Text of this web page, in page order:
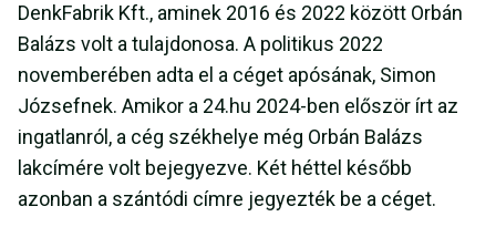
DenkFabrik Kft., aminek 2016 és 2022 között Orbán
Balázs volt a tulajdonosa. A politikus 2022
novemberében adta el a céget apósának, Simon
Józsefnek. Amikor a 24.hu 2024-ben először írt az
ingatlanról, a cég székhelye még Orbán Balázs
lakcímére volt bejegyezve. Két héttel később
azonban a szántódi címre jegyezték be a céget.